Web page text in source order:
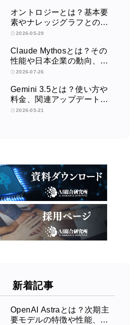
オントロジーとは？基本要
素やナレッジグラフとの違
い、活用例をわかりやすく
2026-05-29
Claude Mythosとは？その
性能や日本企業の動向、使
い方を解説
2026-07-26
Gemini 3.5とは？使い方や
料金、関連アップデートを
徹底解説！
2026-05-21
新着記事
OpenAI Astraとは？次期主
要モデルの特徴や性能、公